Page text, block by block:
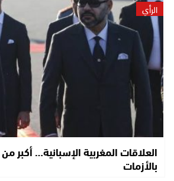
الرأي
العلاقات المغربية الإسبانية… أكبر
بالأزمات